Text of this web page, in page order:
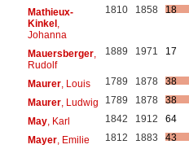
Mathieux-
Kinkel,
Johanna
1810 1858 18
Mauersberger,
Rudolf
1889 1971 17
Maurer, Louis 1789 1878
38
Maurer, Ludwig 1789 1878
38
May, Karl 1842 1912
64
Mayer, Emilie 1812 1883
43